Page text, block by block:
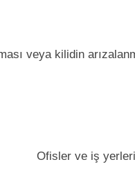
veya kilidin
Ofisler ve iş